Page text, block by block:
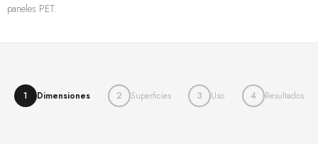
paneles PET.
1 Dimensiones 2 Superficies 3 Uso 4 Resultados